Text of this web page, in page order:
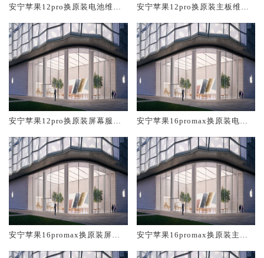
安宁苹果12pro换原装电池维修
安宁苹果12pro换原装主板维修
安宁苹果12pro换原装屏幕服务
安宁苹果16promax换原装电池
安宁苹果16promax换原装屏幕
安宁苹果16promax换原装主板